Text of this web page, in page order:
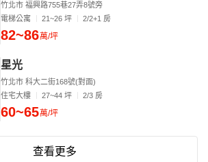
竹北市 福興路755巷27弄8號旁
電梯公寓
21~26 坪 2/2+1 房
82~86萬/坪
星光
竹北市 科大二街168號(對面)
住宅大樓
27~44 坪 2/3 房
60~65萬/坪
查看更多